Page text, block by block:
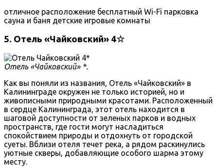
отличное расположение бесплатный Wi-Fi парковка
сауна и баня детские игровые комнаты
5. Отель «Чайковский» 4☆
Отель «Чайковский» *.
Как вы поняли из названия, Отель «Чайковский» в
Калининграде окружен не только историей, но и
живописными природными красотами. Расположенный
в сердце Калининграда, этот отель находится в
шаговой доступности от зеленых парков и водных
пространств, где гости могут насладиться
спокойствием природы и отдохнуть от городской
суеты. Вблизи отеля течет река, а рядом раскинулись
уютные скверы, добавляющие особого шарма этому
месту.